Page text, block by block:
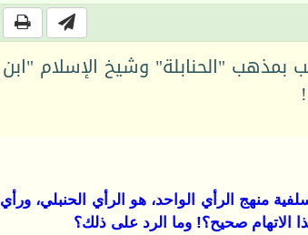
بمذهب "الحنابلة" وشيخ الإسلام "ابن
منهج الرأي الواحد، هو الرأي الحنبلي، ورأي
الاتهام صحيح؟! وما الرد على ذلك؟